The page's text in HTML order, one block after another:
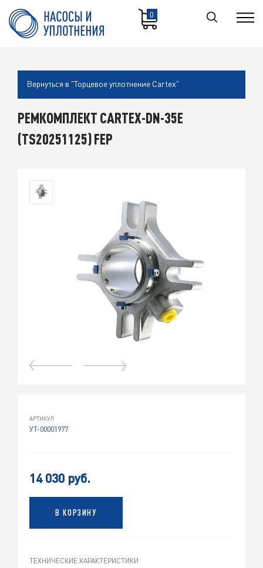
0
Вернуться в "Торцевое уплотнение Cartex"
РЕМКОМПЛЕКТ CARTEX-DN-35E
(TS20251125) FEP
АРТИКУЛ
УТ-00001977
14 030 руб.
В КОРЗИНУ
ТЕХНИЧЕСКИЕ ХАРАКТЕРИСТИКИ